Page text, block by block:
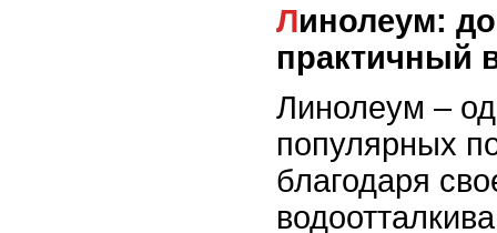
Линолеум: доступный и
практичный
Линолеум –
популярных
благодаря